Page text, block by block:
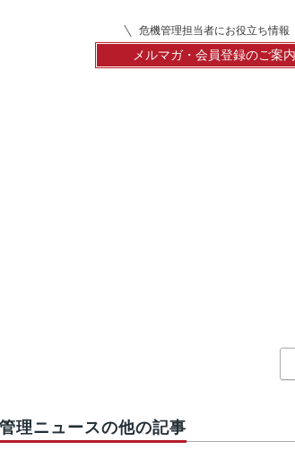
危機管理担当者にお役立ち情報
メルマガ・会員登録のご案内
理ニュースの他の記事